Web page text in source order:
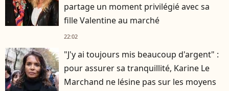
partage un moment privilégié avec sa
fille Valentine au marché
22:02
"J'y ai toujours mis beaucoup d'argent" :
pour assurer sa tranquillité, Karine Le
Marchand ne lésine pas sur les moyens